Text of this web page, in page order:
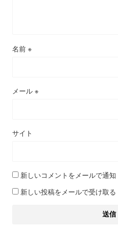
名前 ※
メール ※
サイト
新しいコメントをメールで通知
新しい投稿をメールで受け取る